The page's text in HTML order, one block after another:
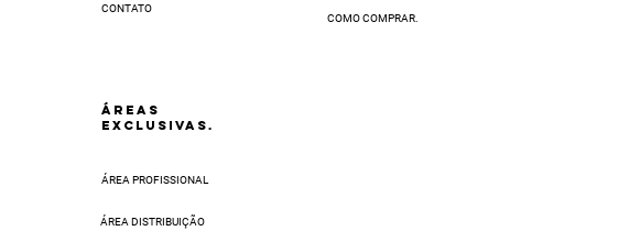
ÁREAS
EXCLUSIVAS.
CONTATO
COMO COMPRAR.
ÁREA PROFISSIONAL
ÁREA DISTRIBUIÇÃO